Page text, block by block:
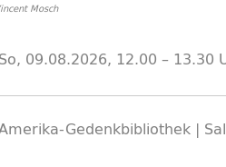
Mosch
So, 09.08.2026, 12.00 – 13.30
Gedenkbibliothek |